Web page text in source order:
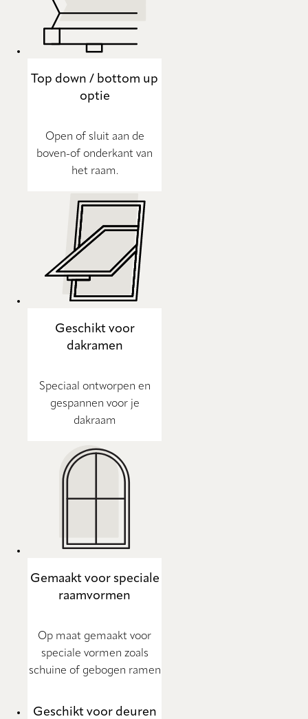
Top down / bottom up
optie
Open of sluit aan de
boven-of onderkant van
het raam.
Geschikt voor
dakramen
Speciaal ontworpen en
gespannen voor je
dakraam
Gemaakt voor speciale
raamvormen
Op maat gemaakt voor
speciale vormen zoals
schuine of gebogen ramen
Geschikt voor deuren